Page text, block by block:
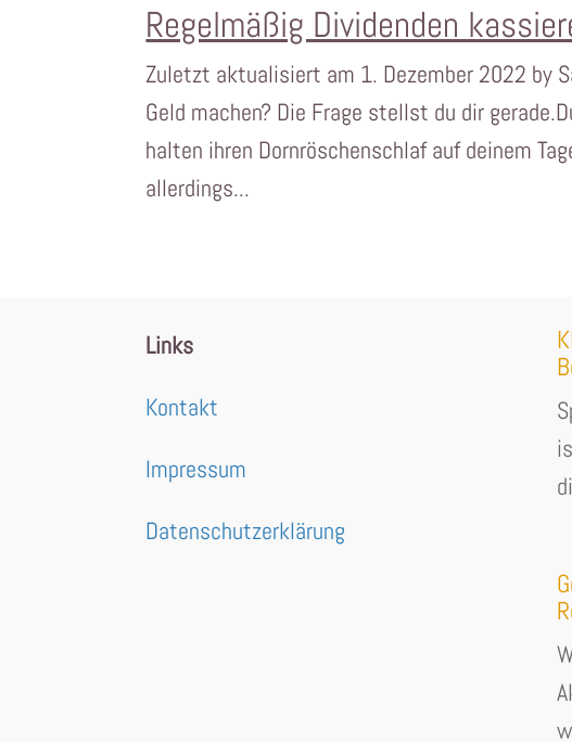
Regelmäßig Dividenden
Zuletzt aktualisiert am 1. Dezember 2022 by
Geld machen? Die Frage stellst du dir
halten ihren Dornröschenschlaf auf deinem
allerdings...
Links
Kontakt
Impressum
Datenschutzerklärung